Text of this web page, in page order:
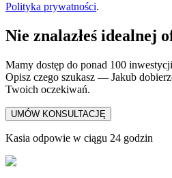
Polityka prywatności.
Nie znalazłeś idealnej
Mamy dostęp do ponad 100
Opisz czego szukasz — Jakub
Twoich oczekiwań.
UMÓW KONSULTACJĘ
Kasia odpowie w ciągu 24 godzin